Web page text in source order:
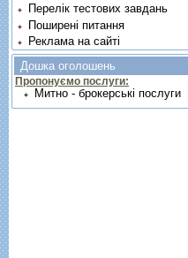
Перелік тестових завдань
Поширені питання
Реклама на сайті
Дошка оголошень
Пропонуємо послуги:
Митно - брокерські послуги